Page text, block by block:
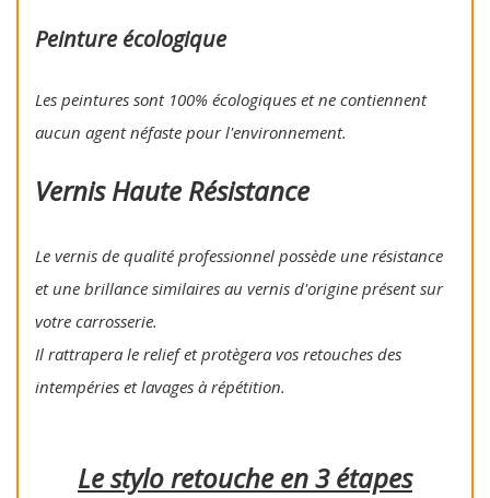
Peinture écologique
Les peintures sont 100% écologiques et ne contiennent
aucun agent néfaste pour l'environnement.
Vernis Haute Résistance
Le vernis de qualité professionnel possède une résistance
et une brillance similaires au vernis d'origine présent sur
votre carrosserie.
Il rattrapera le relief et protègera vos retouches des
intempéries et lavages à répétition.
Le stylo retouche en 3 étapes